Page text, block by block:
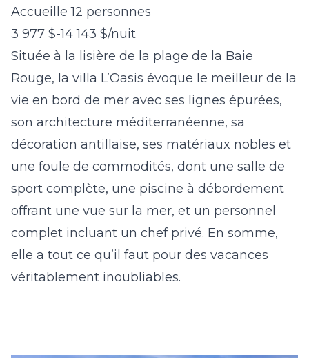
Accueille 12 personnes
3 977 $-14 143 $/nuit
Située à la lisière de la plage de la Baie
Rouge, la villa L’Oasis évoque le meilleur de la
vie en bord de mer avec ses lignes épurées,
son architecture méditerranéenne, sa
décoration antillaise, ses matériaux nobles et
une foule de commodités, dont une salle de
sport complète, une piscine à débordement
offrant une vue sur la mer, et un personnel
complet incluant un chef privé. En somme,
elle a tout ce qu’il faut pour des vacances
véritablement inoubliables.